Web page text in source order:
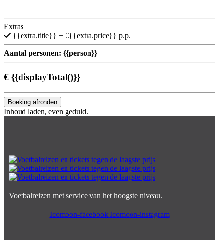
Extras
{{extra.title}} + €{{extra.price}} p.p.
Aantal personen: {{person}}
€ {{displayTotal()}}
Boeking afronden
Inhoud laden, even geduld.
Voetbalreizen met service van het hoogste niveau.
Icomoon-facebook Icomoon-instagram